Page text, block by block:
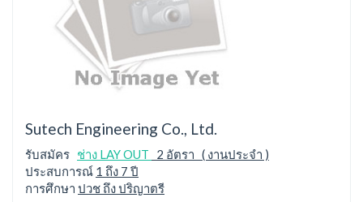
Sutech Engineering Co., Ltd.
รับสมัคร ช่าง LAY OUT
2 อัตรา ( งานประจำ )
ประสบการณ์ 1 ถึง 7 ปี
การศึกษา ปวช ถึง ปริญาตรี